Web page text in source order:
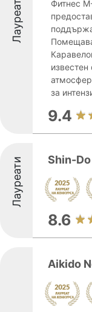
Лауреати
Фитнес
известен
за
9.4
Лауреати Shin-
8.6
Aikido